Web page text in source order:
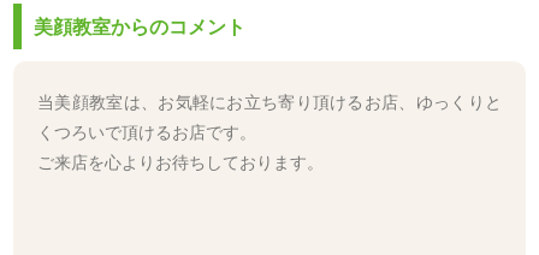
美顔教室からのコメント
当美顔教室は、お気軽にお立ち寄り頂けるお店、ゆっくりと
くつろいで頂けるお店です。
ご来店を心よりお待ちしております。